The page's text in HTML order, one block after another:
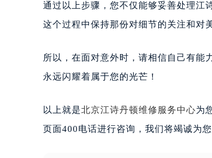
通过以上步骤，您不仅能够妥善处理江
这个过程中保持那份对细节的关注和
所以，在面对意外时，请相信自己有能
永远闪耀着属于您的光芒！
以上就是北京江诗丹顿维修服务中心为
页面400电话进行咨询，我们将竭诚为您